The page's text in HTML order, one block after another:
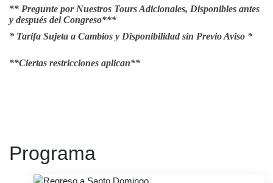
** Pregunte por Nuestros Tours Adicionales, Disponibles antes
y después del Congreso***
* Tarifa Sujeta a Cambios y Disponibilidad sin Previo Aviso *
**Ciertas restricciones aplican**
Programa